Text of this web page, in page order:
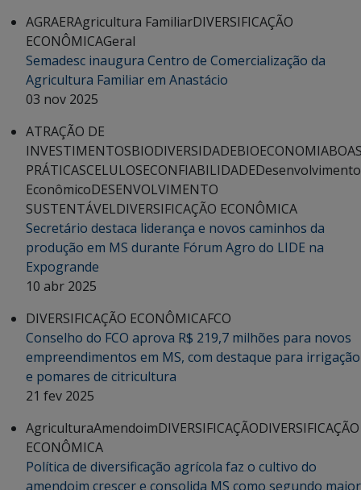
AGRAERAgricultura FamiliarDIVERSIFICAÇÃO
ECONÔMICAGeral
Semadesc inaugura Centro de Comercialização da
Agricultura Familiar em Anastácio
03 nov 2025
ATRAÇÃO DE
INVESTIMENTOSBIODIVERSIDADEBIOECONOMIA
PRÁTICASCELULOSECONFIABILIDADEDesenvolvimento
EconômicoDESENVOLVIMENTO
SUSTENTÁVELDIVERSIFICAÇÃO ECONÔMICA
Secretário destaca liderança e novos caminhos da
produção em MS durante Fórum Agro do LIDE na
Expogrande
10 abr 2025
DIVERSIFICAÇÃO ECONÔMICAFCO
Conselho do FCO aprova R$ 219,7 milhões para novos
empreendimentos em MS, com destaque para irrigação
e pomares de citricultura
21 fev 2025
AgriculturaAmendoimDIVERSIFICAÇÃODIVERSIFICAÇÃO
ECONÔMICA
Política de diversificação agrícola faz o cultivo do
amendoim crescer e consolida MS como segundo maior